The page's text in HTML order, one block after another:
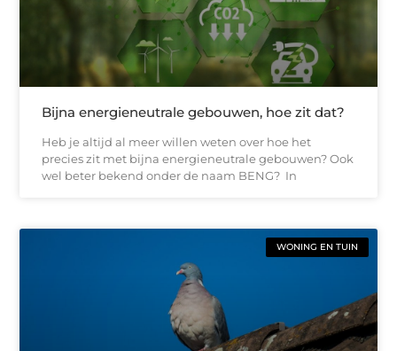
Bijna energieneutrale gebouwen, hoe zit dat?
Heb je altijd al meer willen weten over hoe het
precies zit met bijna energieneutrale gebouwen? Ook
wel beter bekend onder de naam BENG? In
WONING EN TUIN